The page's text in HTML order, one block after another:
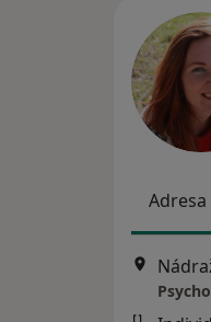
Adresa